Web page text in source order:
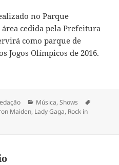
no Parque
cedida pela Prefeitura
como parque de
Jogos Olímpicos de 2016.
Categorias
Música,Shows
Maiden, Lady Gaga, Rock in